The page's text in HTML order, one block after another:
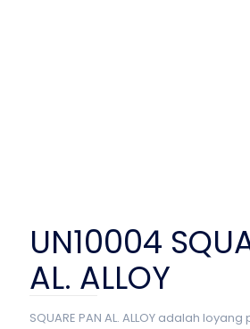
UN10004
AL. ALLOY
SQUARE PAN AL. ALLOY adalah